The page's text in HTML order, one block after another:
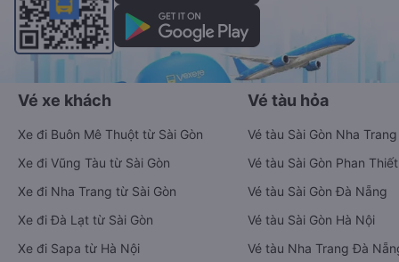
Vé xe khách
Xe đi Buôn Mê Thuột từ Sài Gòn
Xe đi Vũng Tàu từ Sài Gòn
Xe đi Nha Trang từ Sài Gòn
Xe đi Đà Lạt từ Sài Gòn
Xe đi Sapa từ Hà Nội
Vé tàu hỏa
Vé tàu Sài Gòn Nha Trang
Vé tàu Sài Gòn Phan Thiết
Vé tàu Sài Gòn Đà Nẵng
Vé tàu Sài Gòn Hà Nội
Vé tàu Nha Trang Đà